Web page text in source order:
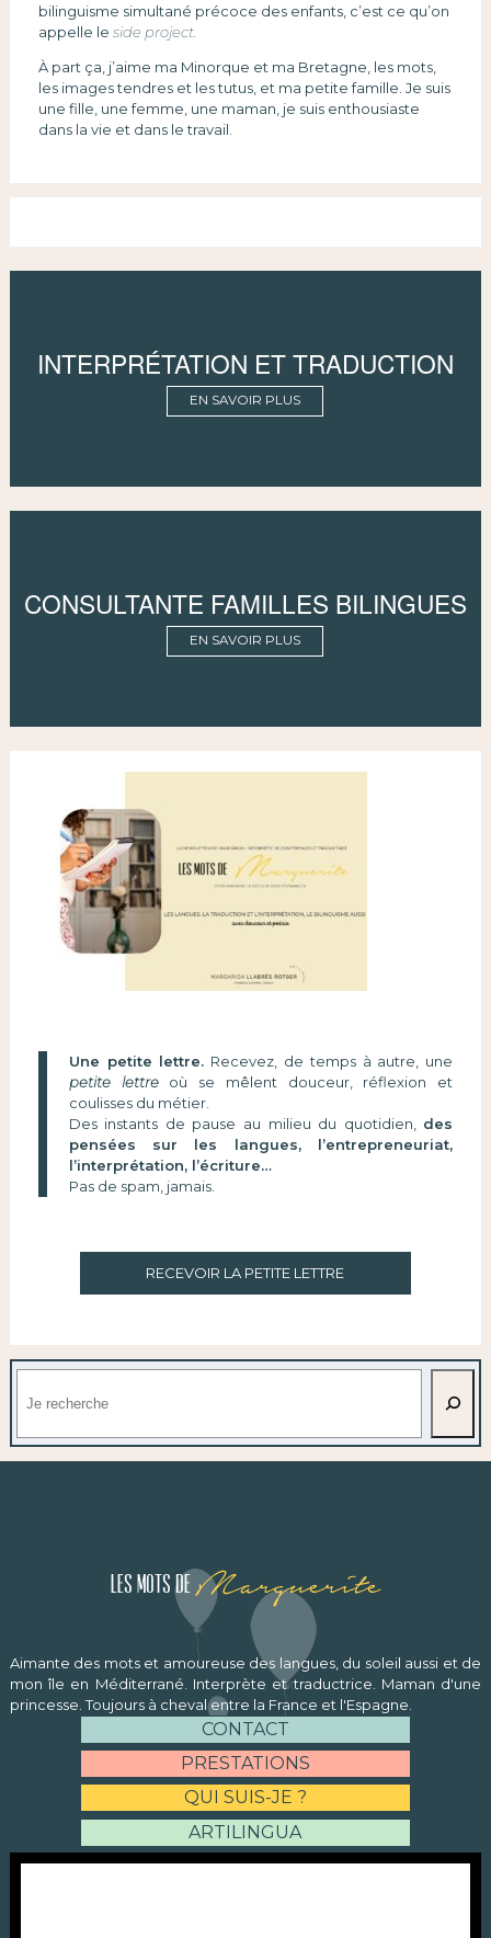
bilinguisme simultané précoce des enfants, c’est ce qu’on
appelle le side project.
À part ça, j’aime ma Minorque et ma Bretagne, les mots,
les images tendres et les tutus, et ma petite famille. Je suis
une fille, une femme, une maman, je suis enthousiaste
dans la vie et dans le travail.
INTERPRÉTATION ET TRADUCTION
EN SAVOIR PLUS
CONSULTANTE FAMILLES BILINGUES
EN SAVOIR PLUS
Une petite lettre. Recevez, de temps à autre, une
petite lettreoù se mêlent douceur, réflexion et
coulisses du métier.
Des instants de pause au milieu du quotidien, des
pensées sur les langues, l’entrepreneuriat,
l’interprétation, l’écriture…
Pas de spam, jamais.
RECEVOIR LA PETITE LETTRE
Les mots de Marguerite
Aimante des mots et amoureuse des langues, du soleil aussi et de
mon île en Méditerrané. Interprète et traductrice. Maman d'une
princesse. Toujours à cheval entre la France et l'Espagne.
CONTACT
PRESTATIONS
QUI SUIS-JE ?
ARTILINGUA